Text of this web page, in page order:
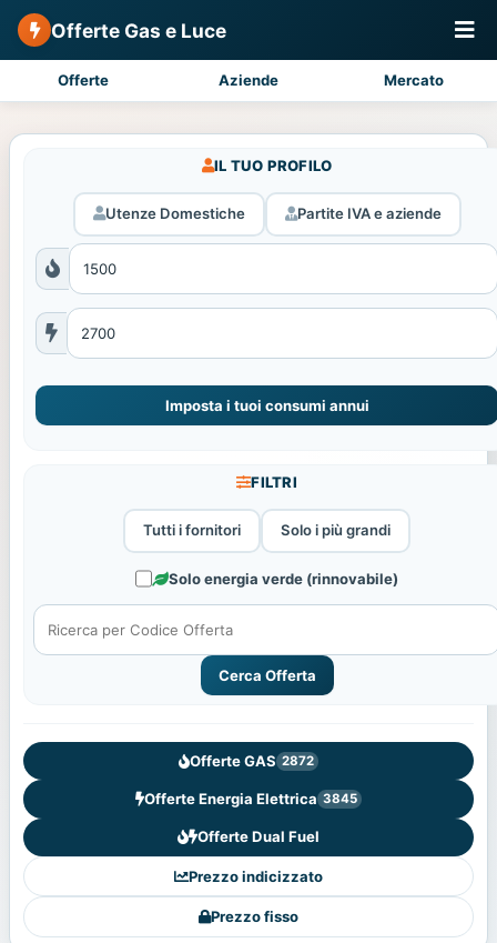
Offerte Gas e Luce
Offerte Aziende Mercato
IL TUO PROFILO
Utenze Domestiche Partite IVA e aziende
Imposta i tuoi consumi annui
FILTRI
Tutti i fornitori Solo i più grandi
Solo energia verde (rinnovabile)
Cerca Offerta
Offerte GAS 2872
Offerte Energia Elettrica 3845
Offerte Dual Fuel
Prezzo indicizzato
Prezzo fisso